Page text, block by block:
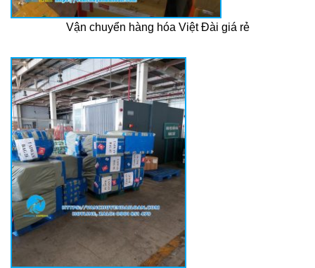
Vận chuyển hàng hóa Việt Đài giá rẻ